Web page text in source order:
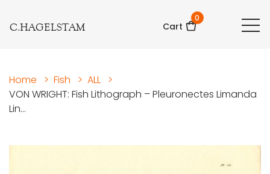
C.HAGELSTAM Cart
0
Home > Fish > ALL >
VON WRIGHT: Fish Lithograph – Pleuronectes Limanda
Lin...